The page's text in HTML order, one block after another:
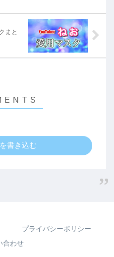
まと
書き込む
プライバシーポリシー
合わせ